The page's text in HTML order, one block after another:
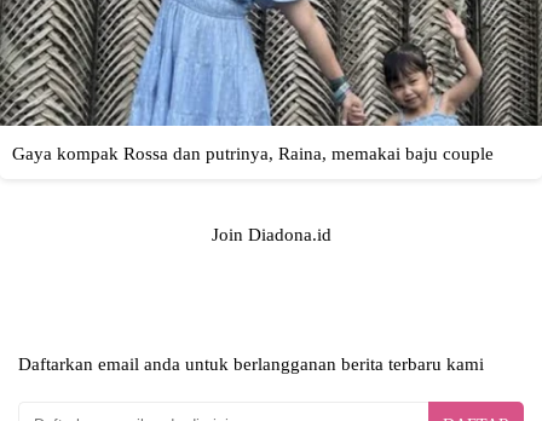
Join Diadona.id
Daftarkan email anda untuk berlangganan berita terbaru kami